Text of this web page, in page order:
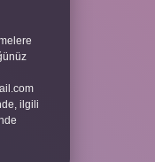
ilgili